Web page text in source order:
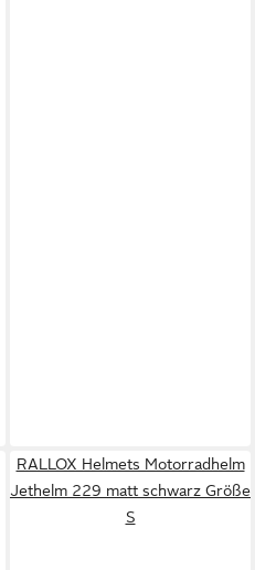
RALLOX Helmets Motorradhelm
Jethelm 229 matt schwarz Größe
S